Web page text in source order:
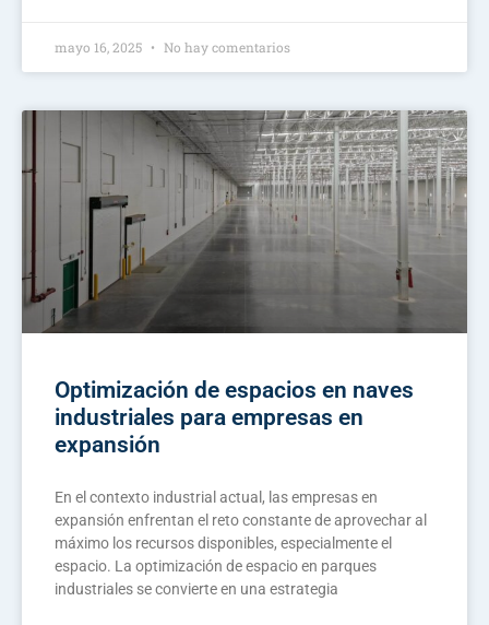
mayo 16, 2025 No hay comentarios
Optimización de espacios en naves
industriales para empresas en
expansión
En el contexto industrial actual, las empresas en
expansión enfrentan el reto constante de aprovechar al
máximo los recursos disponibles, especialmente el
espacio. La optimización de espacio en parques
industriales se convierte en una estrategia